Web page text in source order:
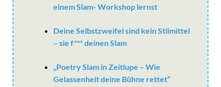
einem Slam- Workshop lernst
Deine Selbstzweifel sind kein Stilmittel
– sie f*** deinen Slam
„Poetry Slam in Zeitlupe – Wie
Gelassenheit deine Bühne rettet“